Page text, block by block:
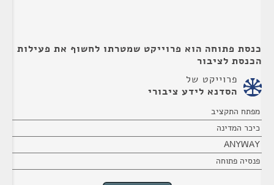
כנסת פתוחה הוא פרוייקט שמטרתו לחשוף את פעילות
הכנסת לציבור
פרוייקט של
הסדנא לידע ציבורי
מפתח התקציב
כיכר המדינה
ANYWAY
פנסיה פתוחה